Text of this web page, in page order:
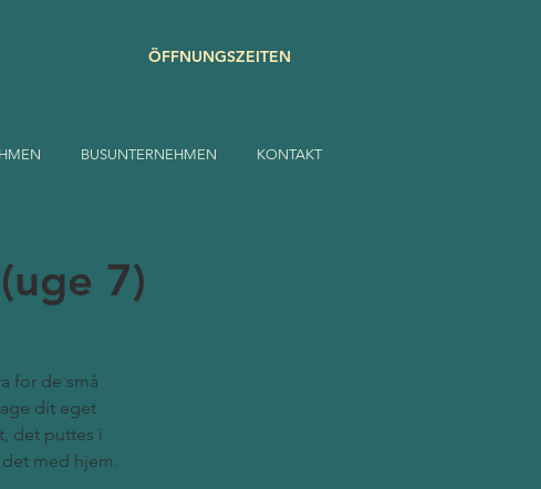
ÖFFNUNGSZEITEN
BUSUNTERNEHMEN KONTAKT
7)
for de små
dit eget
det puttes i
med hjem.